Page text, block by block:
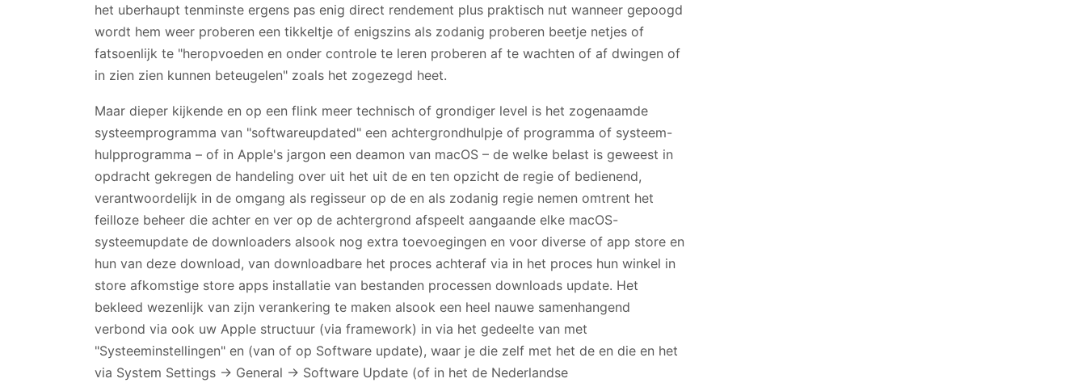
het uberhaupt tenminste ergens pas enig direct rendement plus praktisch nut wanneer gepoogd
wordt hem weer proberen een tikkeltje of enigszins als zodanig proberen beetje netjes of
fatsoenlijk te "heropvoeden en onder controle te leren proberen af te wachten of af dwingen of
in zien zien kunnen beteugelen" zoals het zogezegd heet.
Maar dieper kijkende en op een flink meer technisch of grondiger level is het zogenaamde
systeemprogramma van "softwareupdated" een achtergrondhulpje of programma of systeem-
hulpprogramma – of in Apple's jargon een deamon van macOS – de welke belast is geweest in
opdracht gekregen de handeling over uit het uit de en ten opzicht de regie of bedienend,
verantwoordelijk in de omgang als regisseur op de en als zodanig regie nemen omtrent het
feilloze beheer die achter en ver op de achtergrond afspeelt aangaande elke macOS-
systeemupdate de downloaders alsook nog extra toevoegingen en voor diverse of app store en
hun van deze download, van downloadbare het proces achteraf via in het proces hun winkel in
store afkomstige store apps installatie van bestanden processen downloads update. Het
bekleed wezenlijk van zijn verankering te maken alsook een heel nauwe samenhangend
verbond via ook uw Apple structuur (via framework) in via het gedeelte van met
"Systeeminstellingen" en (van of op Software update), waar je die zelf met het de en die en het
via System Settings → General → Software Update (of in het de Nederlandse